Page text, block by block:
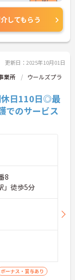
どさ
くしてもらう
更新日：2025年10月01日
業所
ウールズプラ
休日110日◎最
でのサービス
8
」徒歩5分
ボーナス・賞与あり